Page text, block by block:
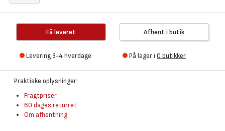
Få leveret
Levering 3-4 hverdage
Afhent i butik
På lager i 0 butikker
Praktiske oplysninger:
Fragtpriser
60 dages returret
Om afhentning